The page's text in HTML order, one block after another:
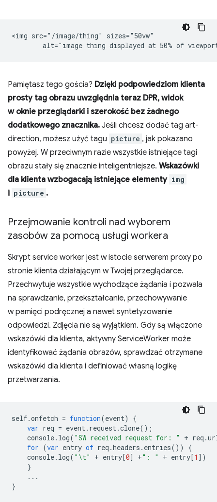
<img src="/image/thing" sizes="50vw"
Pamiętasz tego gościa? Dzięki podpowiedziom klienta
prosty tag obrazu uwzględnia teraz DPR, widok
w oknie przeglądarki i szerokość bez żadnego
dodatkowego znacznika. Jeśli chcesz dodać tag art-
direction, możesz użyć tagu picture , jak pokazano
powyżej. W przeciwnym razie wszystkie istniejące tagi
obrazu stały się znacznie inteligentniejsze. Wskazówki
dla klienta wzbogacają istniejące elementy img
i picture .
Przejmowanie kontroli nad wyborem
zasobów za pomocą usługi workera
Skrypt service worker jest w istocie serwerem proxy po
stronie klienta działającym w Twojej przeglądarce.
Przechwytuje wszystkie wychodzące żądania i pozwala
na sprawdzanie, przekształcanie, przechowywanie
w pamięci podręcznej a nawet syntetyzowanie
odpowiedzi. Zdjęcia nie są wyjątkiem. Gdy są włączone
wskazówki dla klienta, aktywny ServiceWorker może
identyfikować żądania obrazów, sprawdzać otrzymane
wskazówki dla klienta i definiować własną logikę
przetwarzania.
self.onfetch = function(event)
{
var req = event. request.clone();
console. log( "SW received request for: " + req .
for (var entry of req .headers . entries())
{
console. log( "\t" + entry [0] +": " + entry [1 ])
}
...
}